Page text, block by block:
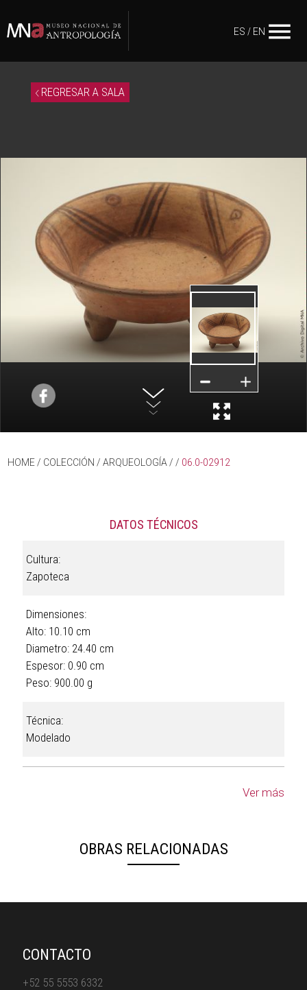
ES / EN menu
REGRESAR A SALA
HOME/ COLECCIÓN / ARQUEOLOGÍA / / 06.0-02912
DATOS TÉCNICOS
Cultura:
Zapoteca
Dimensiones:
Alto: 10.10 cm
Diametro: 24.40 cm
Espesor: 0.90 cm
Peso: 900.00 g
Técnica:
Modelado
Ver más
OBRAS RELACIONADAS
CONTACTO
+52 55 5553 6332